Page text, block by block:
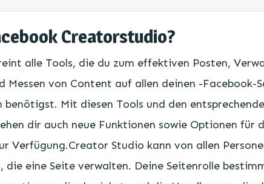
Creatorstudio?
alle Tools, die du zum effektiven Posten,
Messen von Content auf allen deinen -Facebook-
Mit diesen Tools und den
dir auch neue Funktionen sowie Optionen für
Verfügung.Creator Studio kann von allen
die eine Seite verwalten. Deine Seitenrolle